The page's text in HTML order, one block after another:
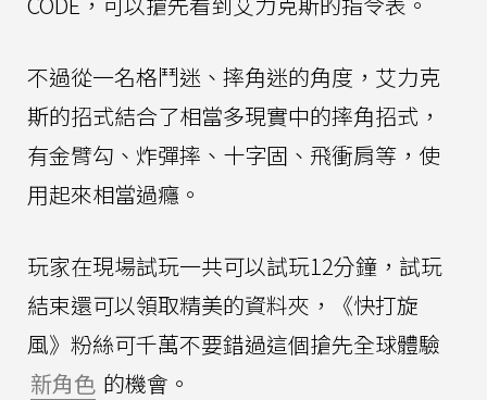
不過從一名格鬥迷、摔角迷的角度，艾力克
斯的招式結合了相當多現實中的摔角招式，
有金臂勾、炸彈摔、十字固、飛衝肩等，使
用起來相當過癮。
玩家在現場試玩一共可以試玩12分鐘，試玩
結束還可以領取精美的資料夾，《快打旋
風》粉絲可千萬不要錯過這個搶先全球體驗
新角色 的機會。